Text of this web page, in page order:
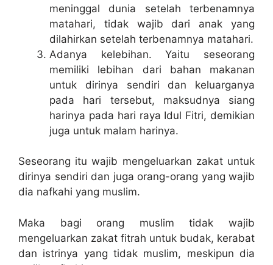
meninggal dunia setelah terbenamnya
matahari, tidak wajib dari anak yang
dilahirkan setelah terbenamnya matahari.
Adanya kelebihan. Yaitu seseorang
memiliki lebihan dari bahan makanan
untuk dirinya sendiri dan keluarganya
pada hari tersebut, maksudnya siang
harinya pada hari raya Idul Fitri, demikian
juga untuk malam harinya.
Seseorang itu wajib mengeluarkan zakat untuk
dirinya sendiri dan juga orang-orang yang wajib
dia nafkahi yang muslim.
Maka bagi orang muslim tidak wajib
mengeluarkan zakat fitrah untuk budak, kerabat
dan istrinya yang tidak muslim, meskipun dia